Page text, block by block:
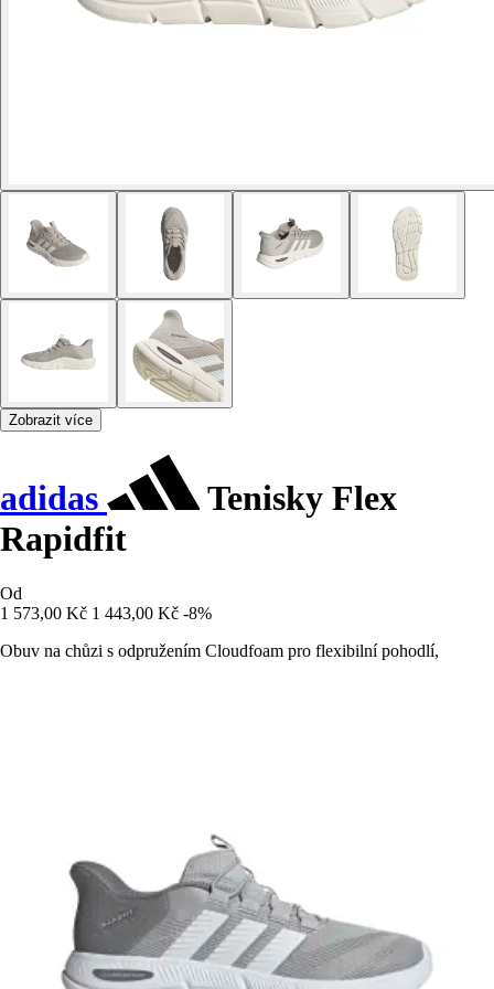
Zobrazit více
adidas
Tenisky Flex
Rapidfit
Od
1 573,00 Kč 1 443,00 Kč -8%
Obuv na chůzi s odpružením Cloudfoam pro flexibilní pohodlí,